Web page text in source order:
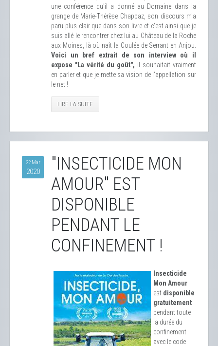
une conférence qu'il a donné au Domaine dans la
grange de Marie-Thérèse Chappaz, son discours m'a
paru plus clair que dans son livre et c'est ainsi que je
suis allé le rencontrer chez lui au Château de la Roche
aux Moines, là où naît la Coulée de Serrant en Anjou.
Voici un bref extrait de son interview où il
expose "La vérité du goût", il souhaitait vraiment
en parler et que je mette sa vision de l'appellation sur
le net !
LIRE LA SUITE
22 Mar
2020
"INSECTICIDE MON
AMOUR" EST
DISPONIBLE
PENDANT LE
CONFINEMENT !
Insecticide
Mon Amour
est disponible
gratuitement
pendant toute
la durée du
confinement
avec le code